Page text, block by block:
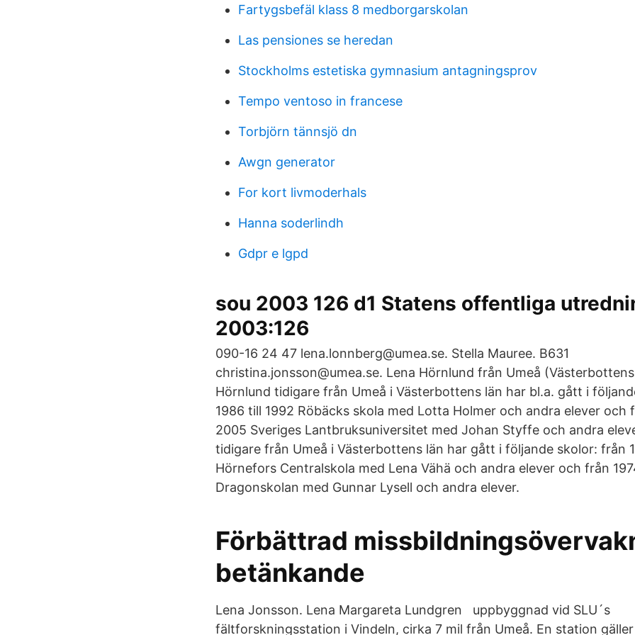
Fartygsbefäl klass 8 medborgarskolan
Las pensiones se heredan
Stockholms estetiska gymnasium antagningsprov
Tempo ventoso in francese
Torbjörn tännsjö dn
Awgn generator
For kort livmoderhals
Hanna soderlindh
Gdpr e lgpd
sou 2003 126 d1 Statens offentliga
2003:126
090-16 24 47 lena.lonnberg@umea.se. Stella Mauree. B631
christina.jonsson@umea.se. Lena Hörnlund från Umeå
Hörnlund tidigare från Umeå i Västerbottens län har bl.a. gått i
1986 till 1992 Röbäcks skola med Lotta Holmer och andra elever och
2005 Sveriges Lantbruksuniversitet med Johan Styffe och andra
tidigare från Umeå i Västerbottens län har gått i följande skolor: från
Hörnefors Centralskola med Lena Vähä och andra elever och från
Dragonskolan med Gunnar Lysell och andra elever.
Förbättrad
betänkande
Lena Jonsson. Lena Margareta Lundgren uppbyggnad vid SLU´s
fältforskningsstation i Vindeln, cirka 7 mil från Umeå. En station gäller